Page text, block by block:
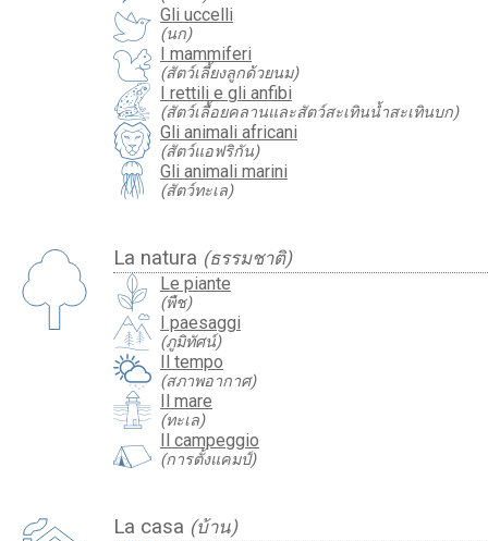
Gli uccelli
(นก)
I mammiferi
(สัตว์เลี้ยงลูกด้วยนม)
I rettili e gli anfibi
(สัตว์เลื้อยคลานและสัตว์สะเทินน้ำสะเทินบก)
Gli animali africani
(สัตว์แอฟริกัน)
Gli animali marini
(สัตว์ทะเล)
La natura (ธรรมชาติ)
Le piante
(พืช)
I paesaggi
(ภูมิทัศน์)
Il tempo
(สภาพอากาศ)
Il mare
(ทะเล)
Il campeggio
(การตั้งแคมป์)
La casa (บ้าน)